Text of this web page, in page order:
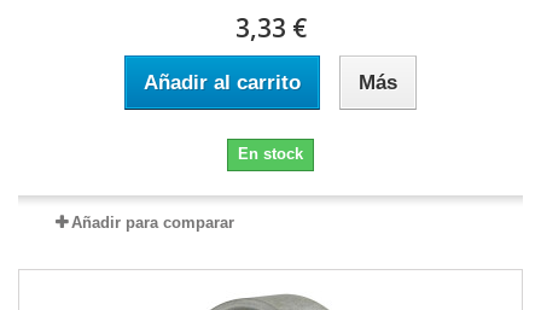
3,33 €
Añadir al carrito Más
En stock
Añadir para comparar